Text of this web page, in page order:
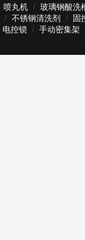
喷丸机 / 玻璃钢酸洗
/ 不锈钢清洗剂 / 固
电控锁 / 手动密集架